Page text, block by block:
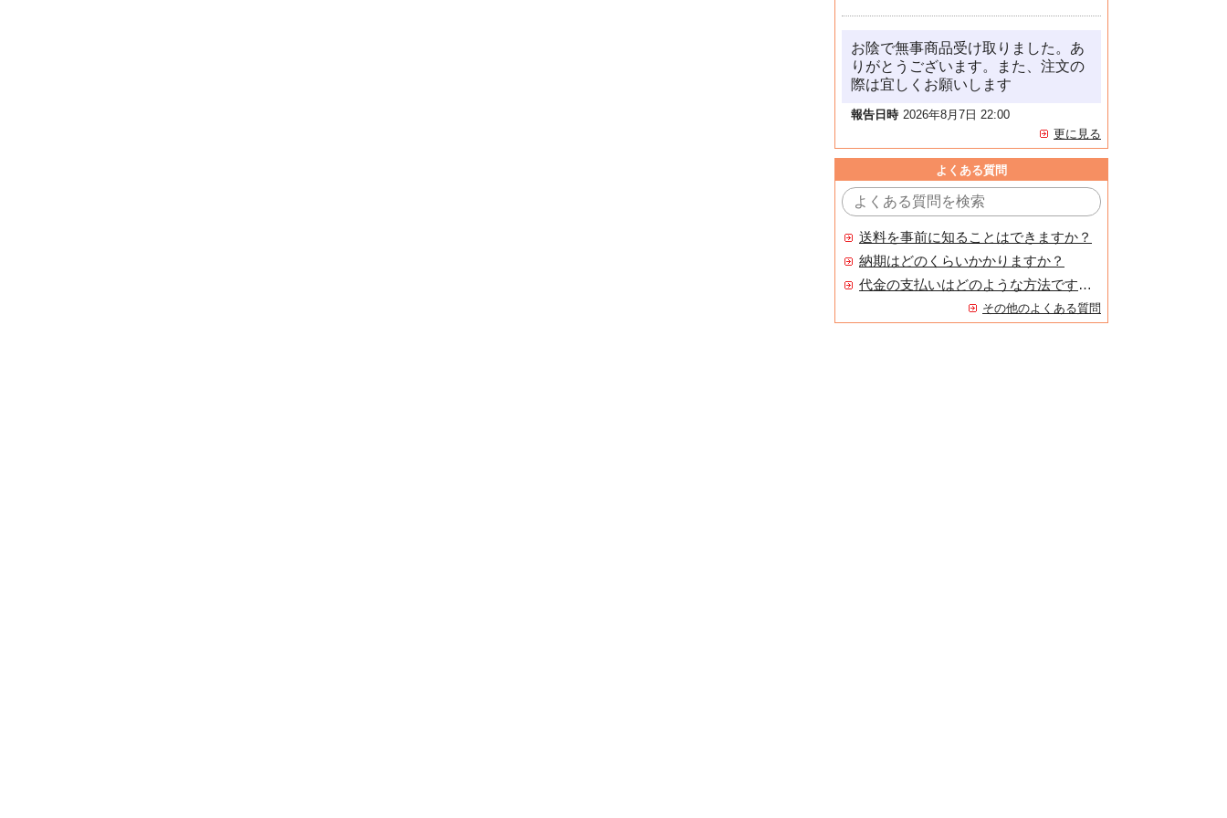
お陰で無事商品受け取りました。あ
りがとうございます。また、注文の
際は宜しくお願いします
報告日時 2026年8月7日 22:00
更に見る
よくある質問
送料を事前に知ることはできますか？
納期はどのくらいかかりますか？
代金の支払いはどのような方法ですか？
その他のよくある質問